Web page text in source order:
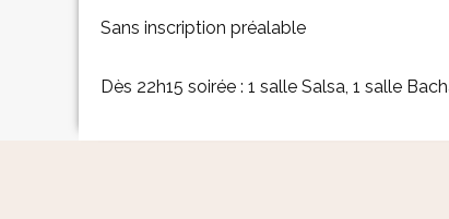
Sans inscription préalable
Dès 22h15 soirée : 1 salle Salsa, 1 salle